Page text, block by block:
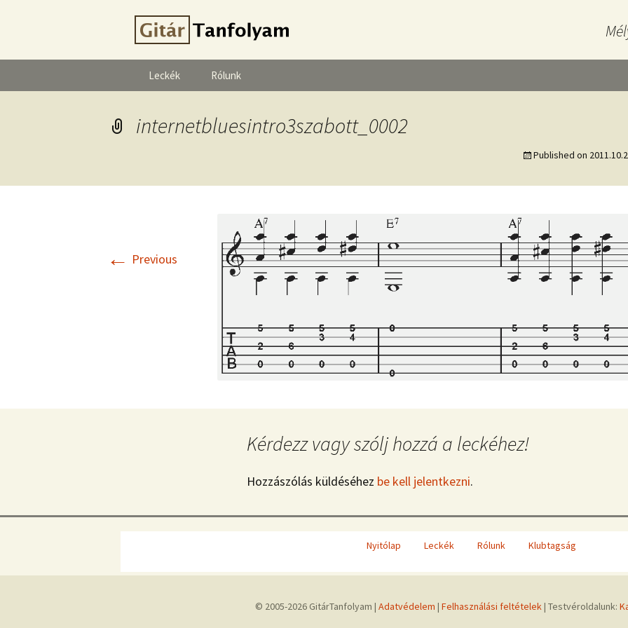
Leckék Rólunk
internetbluesintro3szabott_0002
Published on
← Previous
Kérdezz vagy szólj hozzá a leckéhez!
Hozzászólás küldéséhez be kell jelentkezni.
Nyitólap Leckék Rólunk Klubtagság
© 2005-2026 GitárTanfolyam | Adatvédelem | Felhasználási feltételek | Testvéroldalunk: